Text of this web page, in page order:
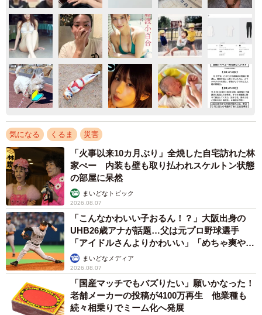
気になる くるま 災害
「火事以来10カ月ぶり」全焼した自宅訪れた林
家ぺー 内装も壁も取り払われスケルトン状態
の部屋に呆然
まいどなトピック
2026.08.07
「こんなかわいい子おるん！？」大阪出身の
UHB26歳アナが話題…父は元プロ野球選手
「アイドルさんよりかわいい」「めちゃ爽や
か」まいどなメディア
2026.08.07
「国産マッチでもバズりたい」願いかなった！
老舗メーカーの投稿が4100万再生 他業種も
続々相乗りでミーム化へ発展